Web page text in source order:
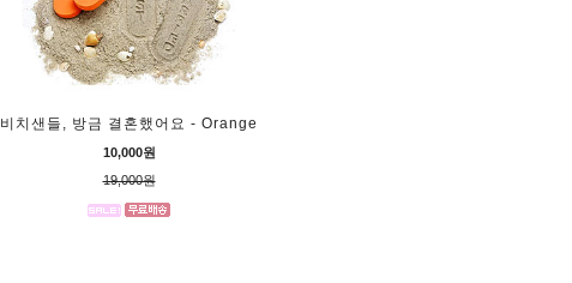
비치샌들, 방금 결혼했어요 - Orange
10,000원
19,000원